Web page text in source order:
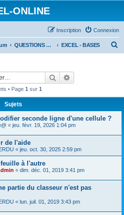
ONLINE
Connexion
Inscription
QUESTIONS EXCEL EXCEL - BASES
Rechercher
• Page 1 sur 1
Sujets
seconde ligne d'une cellule ?
« jeu. févr. 19, 2026 1:04 pm
de l'aide
« jeu. oct. 30, 2025 2:59 pm
à l'autre
« dim. déc. 01, 2019 3:41 pm
partie du classeur n'est pas
« lun. juil. 01, 2019 3:43 pm